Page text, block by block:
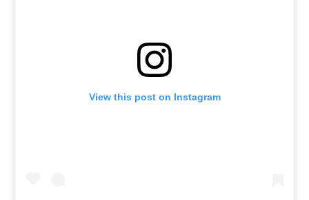
View this post on Instagram